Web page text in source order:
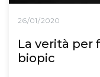
26/01/2020
La verità per
biopic